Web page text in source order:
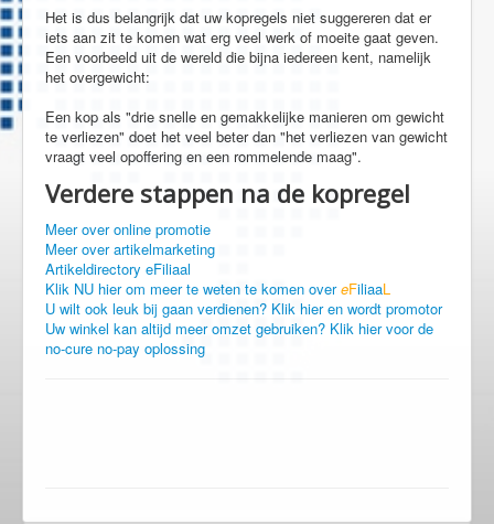
Het is dus belangrijk dat uw kopregels niet suggereren dat er
iets aan zit te komen wat erg veel werk of moeite gaat geven.
Een voorbeeld uit de wereld die bijna iedereen kent, namelijk
het overgewicht:
Een kop als "drie snelle en gemakkelijke manieren om gewicht
te verliezen" doet het veel beter dan "het verliezen van gewicht
vraagt veel opoffering en een rommelende maag".
Verdere stappen na de kopregel
Meer over online promotie
Meer over artikelmarketing
Artikeldirectory eFiliaal
Klik NU hier om meer te weten te komen overeFiliaaL
U wilt ook leuk bij gaan verdienen? Klik hier en wordt promotor
Uw winkel kan altijd meer omzet gebruiken? Klik hier voor de
no-cure no-pay oplossing